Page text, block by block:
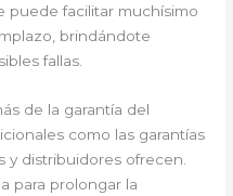
puede facilitar muchísimo
brindándote
fallas.
de la garantía del
como las garantías
y distribuidores ofrecen.
para prolongar la